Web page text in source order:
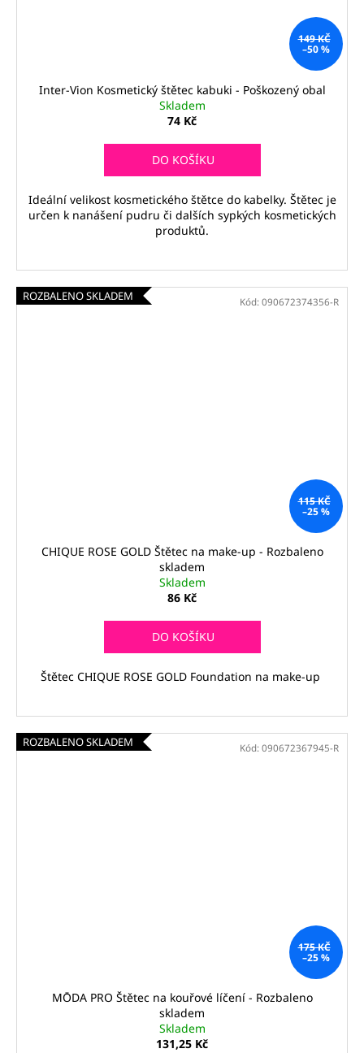
149 KČ
–50 %
Inter-Vion Kosmetický štětec kabuki - Poškozený obal
Skladem
74 Kč
DO KOŠÍKU
Ideální velikost kosmetického štětce do kabelky. Štětec je
určen k nanášení pudru či dalších sypkých kosmetických
produktů.
ROZBALENO SKLADEM
115 KČ
–25 %
CHIQUE ROSE GOLD Štětec na make-up - Rozbaleno
skladem
Skladem
86 Kč
DO KOŠÍKU
Štětec CHIQUE ROSE GOLD Foundation na make-up
Kód: 090672374356-R
ROZBALENO SKLADEM
175 KČ
–25 %
MŌDA PRO Štětec na kouřové líčení - Rozbaleno
skladem
Skladem
131,25 Kč
Kód: 090672367945-R